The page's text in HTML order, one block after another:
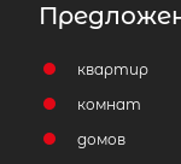
квартир
комнат
домов